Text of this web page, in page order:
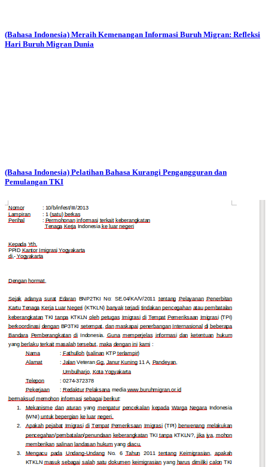
(Bahasa Indonesia) Meraih Kemenangan Informasi Buruh Migran: Refleksi
Hari Buruh Migran Dunia
(Bahasa Indonesia) Pelatihan Bahasa Kurangi Pengangguran dan
Pemulangan TKI